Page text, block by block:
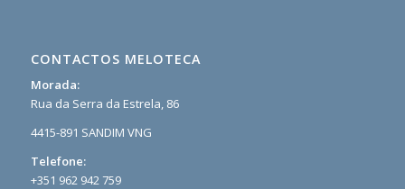
CONTACTOS MELOTECA
Morada:
Rua da Serra da Estrela, 86
4415-891 SANDIM VNG
Telefone:
+351 962 942 759